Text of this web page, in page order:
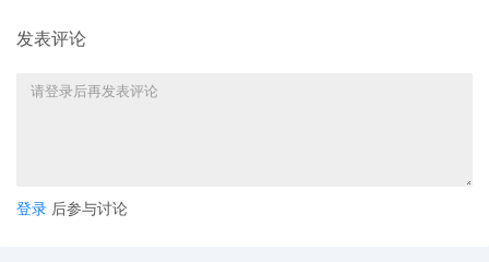
四小时，Lazada全平台GMV同比平日增长26倍，
品、运动服饰、家装户外为本次双11大促最为热门
环比9.9大促，Lazmal整体平均订单价值增长
发表评论
登录 后参与讨论